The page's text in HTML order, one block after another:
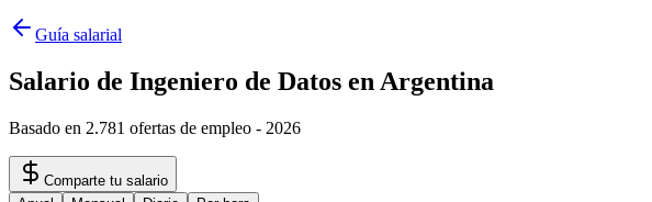
Guía salarial
Salario de Ingeniero de Datos en Argentina
Basado en 2.781 ofertas de empleo - 2026
Comparte tu salario